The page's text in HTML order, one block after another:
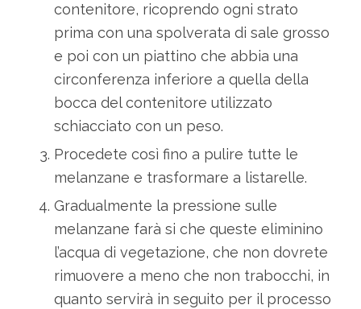
contenitore, ricoprendo ogni strato
prima con una spolverata di sale grosso
e poi con un piattino che abbia una
circonferenza inferiore a quella della
bocca del contenitore utilizzato
schiacciato con un peso.
Procedete così fino a pulire tutte le
melanzane e trasformare a listarelle.
Gradualmente la pressione sulle
melanzane farà si che queste eliminino
l’acqua di vegetazione, che non dovrete
rimuovere a meno che non trabocchi, in
quanto servirà in seguito per il processo